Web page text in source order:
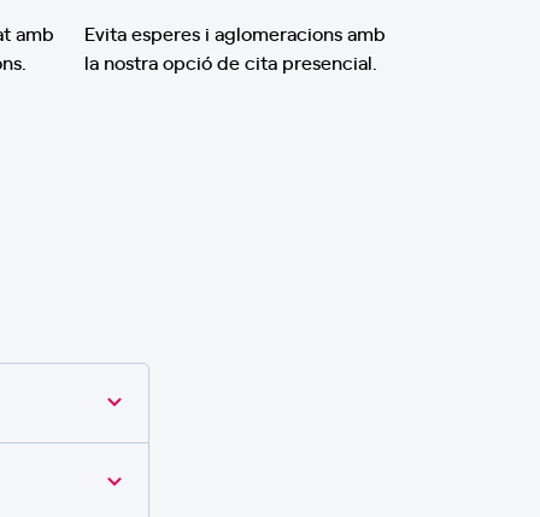
amb
Evita esperes i aglomeracions amb
la nostra opció de cita presencial.